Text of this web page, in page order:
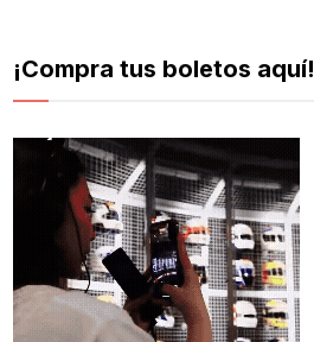
¡Compra tus boletos aquí!